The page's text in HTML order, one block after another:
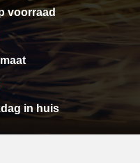
voorraad
in huis